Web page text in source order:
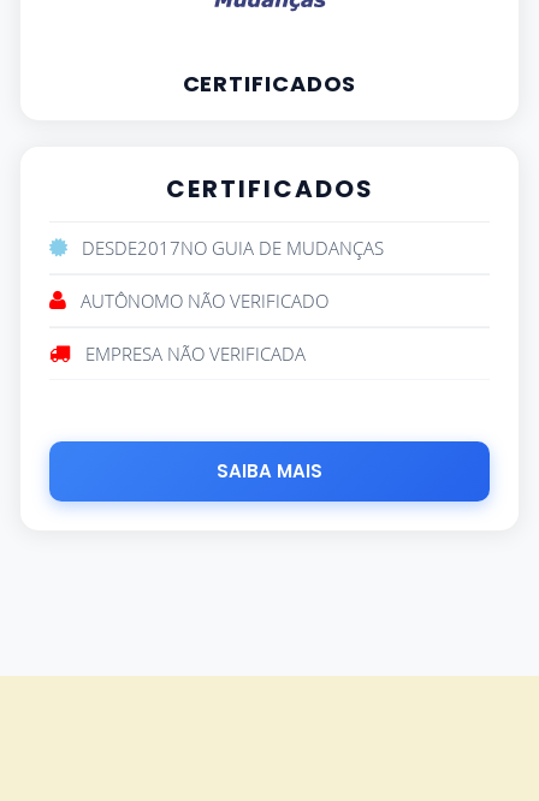
CERTIFICADOS
CERTIFICADOS
DESDE2017NO GUIA DE MUDANÇAS
AUTÔNOMO NÃO VERIFICADO
EMPRESA NÃO VERIFICADA
SAIBA MAIS